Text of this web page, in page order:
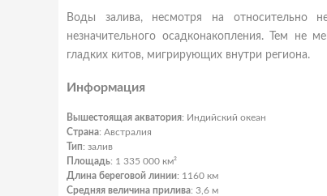
Воды залива, несмотря на относительно
незначительного осадконакопления. Тем не
гладких китов, мигрирующих внутри региона.
Информация
Вышестоящая акватория: Индийский океан
Страна: Австралия
Тип: залив
Площадь: 1 335 000 км²
Длина береговой линии: 1160 км
Средняя величина прилива: 3,6 м